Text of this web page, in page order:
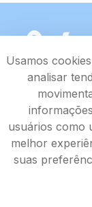
Usamos
analisar
usuários como
melhor
suas